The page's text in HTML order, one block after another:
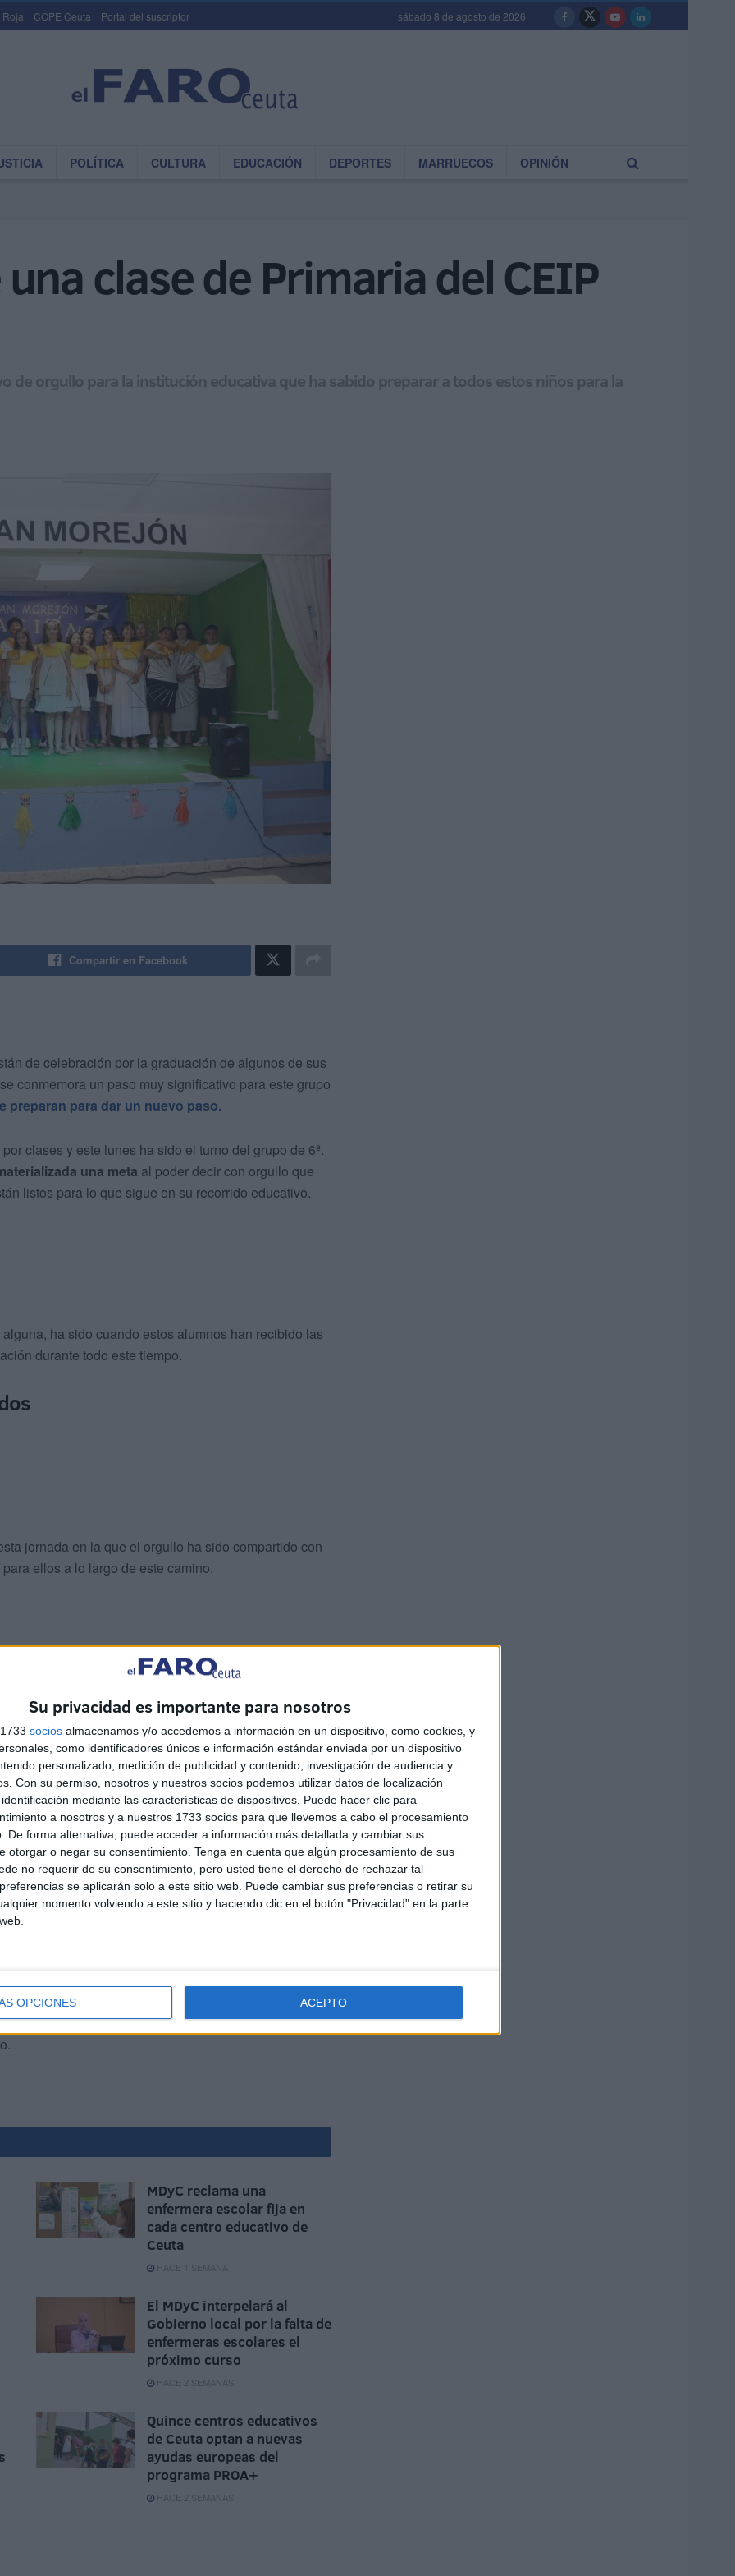
Su privacidad es importante para nosotros
socios almacenamos y/o accedemos a información en un dispositivo, como cookies, y
como identificadores únicos e información estándar enviada por un dispositivo
personalizado, medición de publicidad y contenido, investigación de audiencia y
Con su permiso, nosotros y nuestros socios podemos utilizar datos de localización
mediante las características de dispositivos. Puede hacer clic para
a nosotros y a nuestros 1733 socios para que llevemos a cabo el procesamiento
De forma alternativa, puede acceder a información más detallada y cambiar sus
otorgar o negar su consentimiento. Tenga en cuenta que algún procesamiento de sus
no requerir de su consentimiento, pero usted tiene el derecho de rechazar tal
se aplicarán solo a este sitio web. Puede cambiar sus preferencias o retirar su
momento volviendo a este sitio y haciendo clic en el botón "Privacidad" en la parte
OPCIONES ACEPTO
Roja COPE Ceuta Portal del suscriptor sábado 8 de agosto de 2026
POLÍTICA CULTURA EDUCACIÓN DEPORTES MARRUECOS OPINIÓN
clase de Primaria del CEIP
de orgullo para la institución educativa que ha sabido preparar a todos estos niños para la
Compartir en Facebook
de celebración por la graduación de algunos de sus
conmemora un paso muy significativo para este grupo
preparan para dar un nuevo paso.
clases y este lunes ha sido el turno del grupo de 6ª.
una meta al poder decir con orgullo que
listos para lo que sigue en su recorrido educativo.
alguna, ha sido cuando estos alumnos han recibido las
durante todo este tiempo.
jornada en la que el orgullo ha sido compartido con
ellos a lo largo de este camino.
último ypremiar a quienes bien se han merecido
estudiantesque abandonan la Primaria con mucha
por lo que les espera en el Instituto.
y el baile no se han hecho esperarpor parte de
los alumnos de Primaria del CEIP Maestro Juan
para así sorprender a un público lleno de sus seres
, acompañadas por vídeos que servirán para que todos
revivir este momento y recordar con las mejores
MDyC reclama una
enfermera escolar fija en
cada centro educativo de
Ceuta
HACE 1 SEMANA
El MDyC interpelará al
Gobierno local por la falta de
enfermeras escolares el
próximo curso
HACE 2 SEMANAS
Quince centros educativos
de Ceuta optan a nuevas
ayudas europeas del
programa PROA+
HACE 2 SEMANAS